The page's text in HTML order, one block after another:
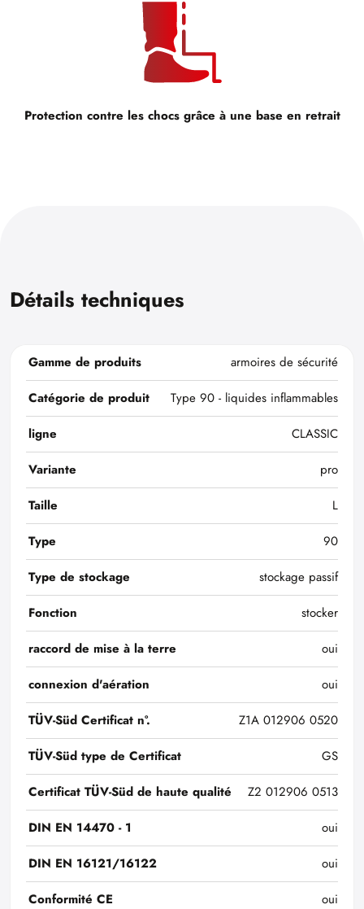
Protection contre les chocs grâce à une base en retrait
Détails techniques
Gamme de produits
armoires de sécurité
Catégorie de produit
Type 90 - liquides inflammables
ligne
CLASSIC
Variante
pro
Taille
L
Type
90
Type de stockage
stockage passif
Fonction
stocker
raccord de mise à la terre
oui
connexion d'aération
oui
TÜV-Süd Certificat n°.
Z1A 012906 0520
TÜV-Süd type de Certificat
GS
Certificat TÜV-Süd de haute qualité
Z2 012906 0513
DIN EN 14470 - 1
oui
DIN EN 16121/16122
oui
Conformité CE
oui